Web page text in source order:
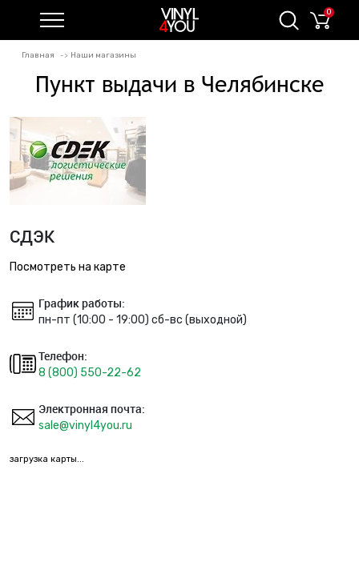
0
Главная Наши магазины
Пункт выдачи в Челябинске
СДЭК
Посмотреть на карте
График работы:
пн-пт (10:00 - 19:00) сб-вс (выходной)
Телефон:
8 (800) 550-22-62
Электронная почта:
sale@vinyl4you.ru
загрузка карты...